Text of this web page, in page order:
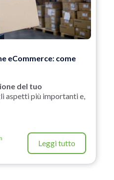
eCommerce: come
del tuo
aspetti più importanti e,
Leggi tutto